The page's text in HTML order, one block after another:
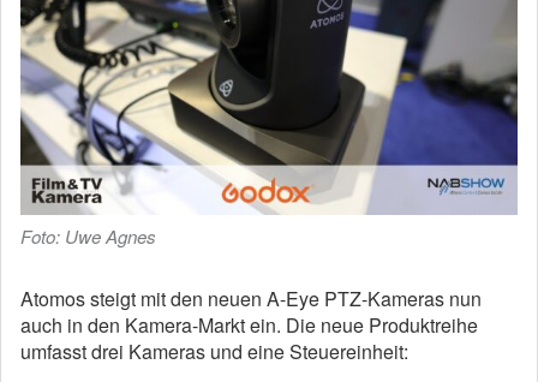
Foto: Uwe Agnes
Atomos steigt mit den neuen A-Eye PTZ-Kameras nun
auch in den Kamera-Markt ein. Die neue Produktreihe
umfasst drei Kameras und eine Steuereinheit: